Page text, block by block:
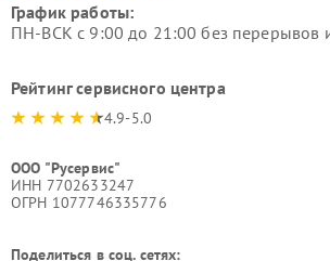
График работы:
ПН-ВСК с 9:00 до 21:00 без перерывов
Рейтинг сервисного центра
4.9-5.0
ООО "Русервис"
ИНН 7702633247
ОГРН 1077746335776
Поделиться в соц. сетях: